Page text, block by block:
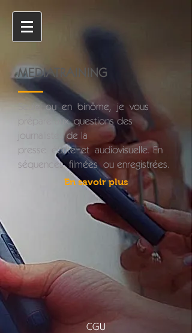
MEDIATRAINING
Seule ou en binôme, je vous
prépare aux questions des
journalistes de la
presse écrite et audiovisuelle. En
séquencesfilmées ou enregistrées.
En savoir plus
CGU